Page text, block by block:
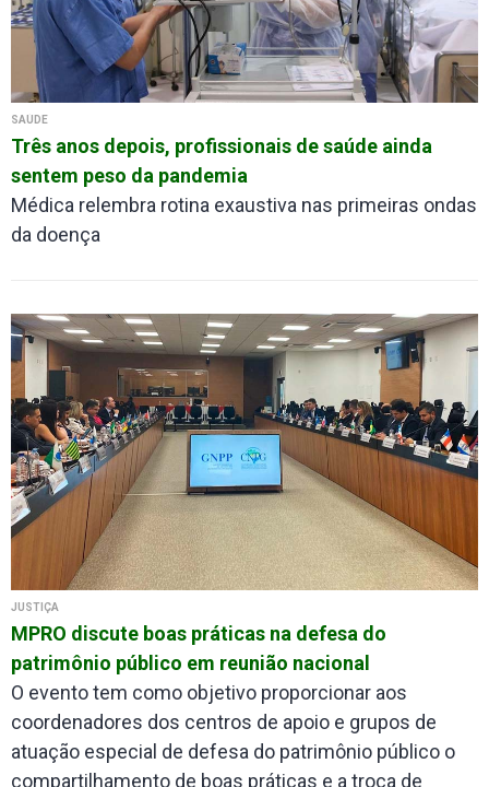
SAÚDE
Três anos depois, profissionais de saúde ainda
sentem peso da pandemia
Médica relembra rotina exaustiva nas primeiras ondas
da doença
JUSTIÇA
MPRO discute boas práticas na defesa do
patrimônio público em reunião nacional
O evento tem como objetivo proporcionar aos
coordenadores dos centros de apoio e grupos de
atuação especial de defesa do patrimônio público o
compartilhamento de boas práticas e a troca de